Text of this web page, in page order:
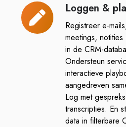
Loggen &
Registreer e-
meetings, notities
in de CRM-
Ondersteun
interactieve
aangedreven
Log met
transcripties. En
data in filterbare
Loggen
&
playbooks